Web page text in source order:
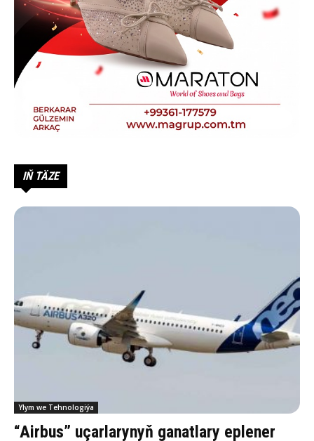
IŇ TÄZE
Ylym we Tehnologiýa
“Airbus” uçarlarynyň ganatlary eplener